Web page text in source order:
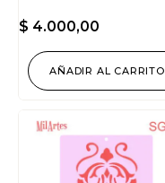
$ 4.000,00
AÑADIR AL CARRITO